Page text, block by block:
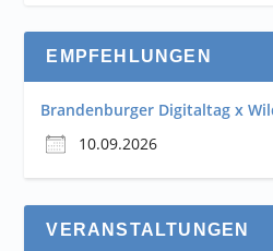
EMPFEHLUNGEN
Brandenburger Digitaltag x
10.09.2026
VERANSTALTUNGEN